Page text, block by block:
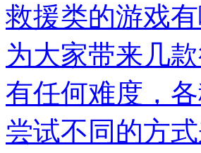
救援类的游戏
为大家带来几
有任何难度，
尝试不同的方